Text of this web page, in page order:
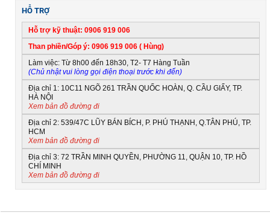
HỖ TRỢ
Hỗ trợ kỹ thuật: 0906 919 006
Than phiền/Góp ý: 0906 919 006 ( Hùng)
Làm việc: Từ 8h00 đến 18h30, T2- T7 Hàng Tuần
(Chủ nhật vui lòng gọi điện thoại trước khi đến)
Địa chỉ 1: 10C11 NGÕ 261 TRẦN QUỐC HOÀN, Q. CẦU GIẤY, TP.
HÀ NỘI
Xem bản đồ đường đi
Địa chỉ 2: 539/47C LŨY BÁN BÍCH, P. PHÚ THẠNH, Q.TÂN PHÚ, TP.
HCM
Xem bản đồ đường đi
Địa chỉ 3: 72 TRẦN MINH QUYỀN, PHƯỜNG 11, QUẬN 10, TP. HỒ
CHÍ MINH
Xem bản đồ đường đi